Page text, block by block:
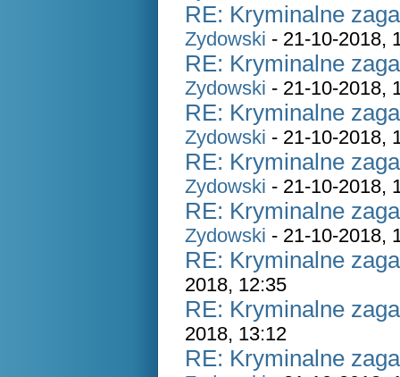
RE: Kryminalne
Zydowski - 21-10-2018,
RE: Kryminalne
Zydowski - 21-10-2018,
RE: Kryminalne
Zydowski - 21-10-2018,
RE: Kryminalne
Zydowski - 21-10-2018,
RE: Kryminalne
Zydowski - 21-10-2018,
RE: Kryminalne
2018, 12:35
RE: Kryminalne
2018, 13:12
RE: Kryminalne